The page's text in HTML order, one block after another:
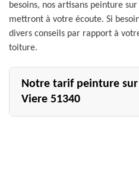
besoins, nos artisans peinture
mettront à votre écoute. Si
divers conseils par rapport à
toiture.
Notre tarif peinture
Viere 51340